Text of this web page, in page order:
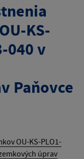
KS-
040 v
Paňovce
OU-KS-PLO1-
úprav